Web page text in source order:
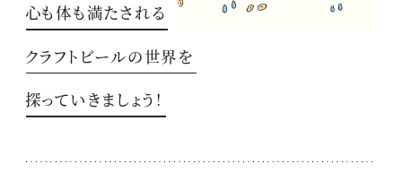
心も体も満たされる
クラフトビールの世界を
探っていきましょう！